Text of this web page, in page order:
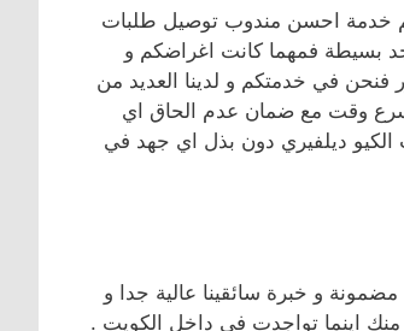
خدمة احسن مندوب توصيل طلبات
بسيطة فمهما كانت اغراضكم و
في خدمتكم و لدينا العديد من
وقت مع ضمان عدم الحاق اي
ديلفيري دون بذل اي جهد في
و خبرة سائقينا عالية جدا و
اينما تواجدت في داخل الكويت .